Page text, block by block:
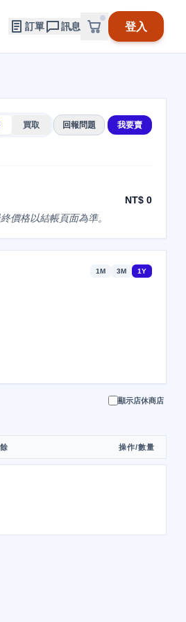
訂單 訊息 登入
買取 回報問題 我要賣
NT$ 0
價格以結帳頁面為準。
1M 3M 1Y
顯示店休商店
操作/數量